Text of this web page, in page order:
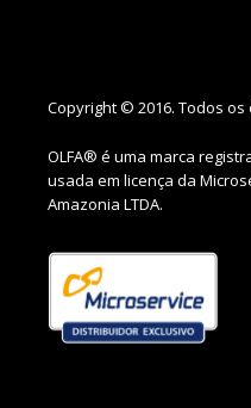
Copyright © 2016. Todos
OLFA® é uma marca
usada em licença da
Amazonia LTDA.